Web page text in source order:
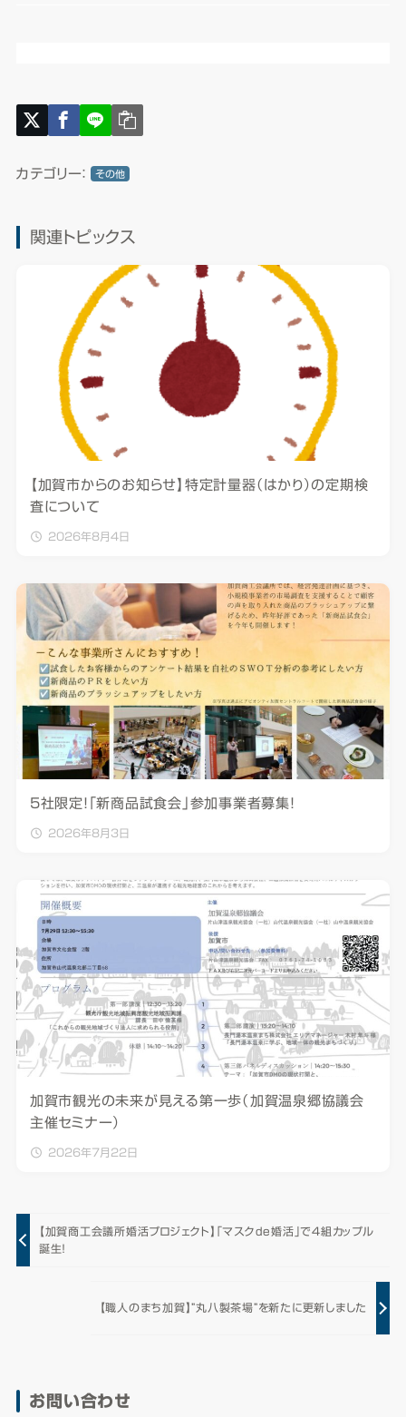
カテゴリー： その他
関連トピックス
【加賀市からのお知らせ】特定計量器（はかり）の定期検
査について
2026年8月4日
5社限定！「新商品試食会」参加事業者募集！
2026年8月3日
加賀市観光の未来が見える第一歩（加賀温泉郷協議会
主催セミナー）
2026年7月22日
【加賀商工会議所婚活プロジェクト】「マスクde婚活」で4組カップル
誕生！
【職人のまち加賀】”丸八製茶場”を新たに更新しました
お問い合わせ